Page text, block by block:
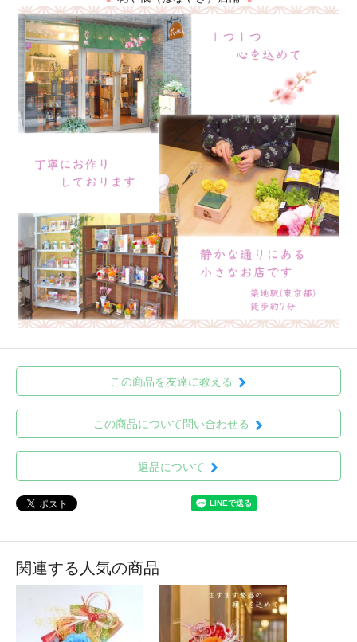
この商品を友達に教える
この商品について問い合わせる
返品について
関連する人気の商品